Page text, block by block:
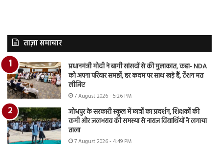
ताज़ा समाचार
प्रधानमंत्री मोदी ने बागी सांसदों से की मुलाकात, कहा- NDA
को अपना परिवार समझें, हर कदम पर साथ खड़े हैं, टेंशन मत
लीजिए
7 August 2026 - 5:26 PM
जोधपुर के सरकारी स्कूल में छात्रों का प्रदर्शन, शिक्षकों की
कमी और जलभराव की समस्या से नाराज विद्यार्थियों ने लगाया
ताला
7 August 2026 - 4:49 PM